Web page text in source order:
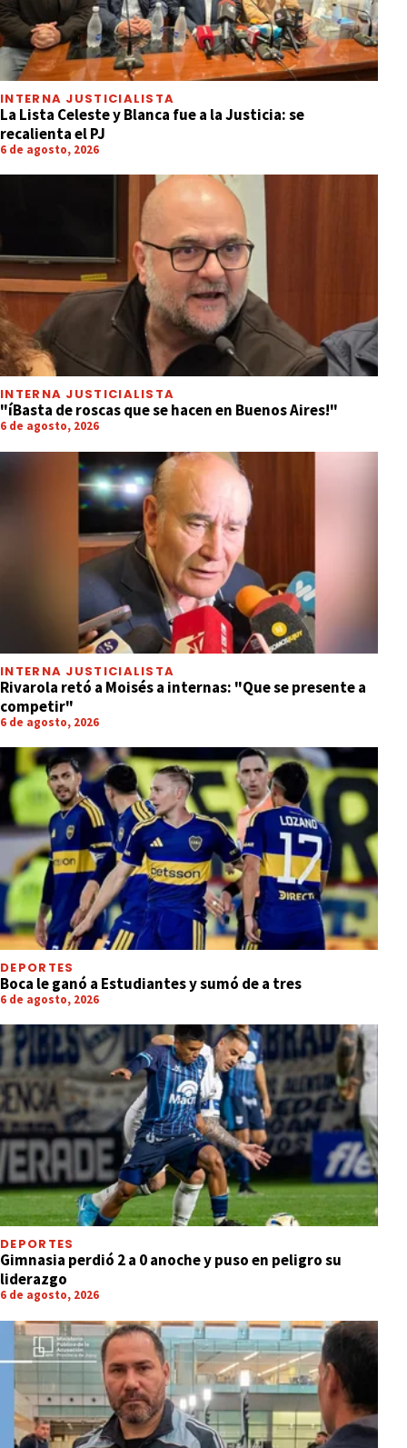
INTERNA JUSTICIALISTA
La Lista Celeste y Blanca fue a la Justicia: se
recalienta el PJ
6 de agosto, 2026
INTERNA JUSTICIALISTA
"íBasta de roscas que se hacen en Buenos Aires!"
6 de agosto, 2026
INTERNA JUSTICIALISTA
Rivarola retó a Moisés a internas: "Que se presente a
competir"
6 de agosto, 2026
DEPORTES
Boca le ganó a Estudiantes y sumó de a tres
6 de agosto, 2026
DEPORTES
Gimnasia perdió 2 a 0 anoche y puso en peligro su
liderazgo
6 de agosto, 2026